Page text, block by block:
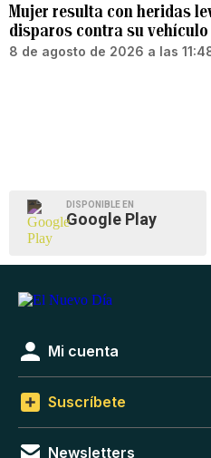
Mujer resulta con heridas
disparos contra su vehículo
8 de agosto de 2026 a las
DISPONIBLE EN
Google Play
Mi cuenta
Suscríbete
Newsletters